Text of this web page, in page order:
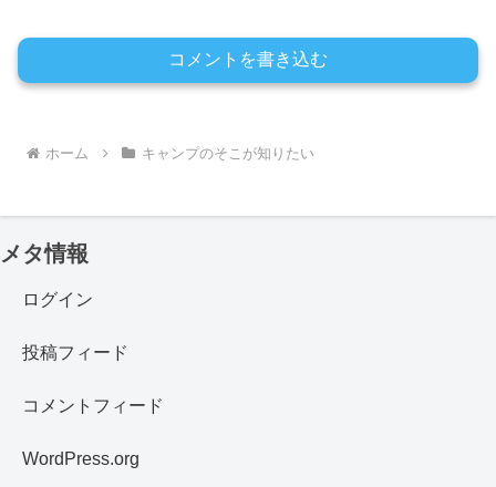
コメントを書き込む
ホーム キャンプのそこが知りたい
メタ情報
ログイン
投稿フィード
コメントフィード
WordPress.org